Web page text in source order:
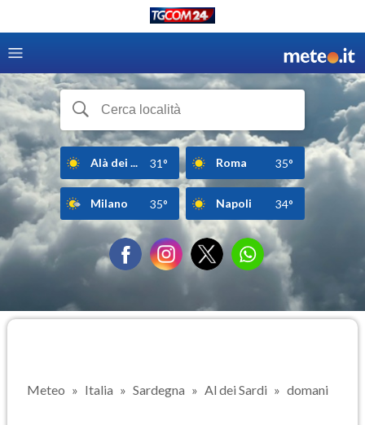
Alà dei ... 31° Roma 35°
Milano 35° Napoli 34°
Meteo Italia Sardegna Al dei Sardi domani